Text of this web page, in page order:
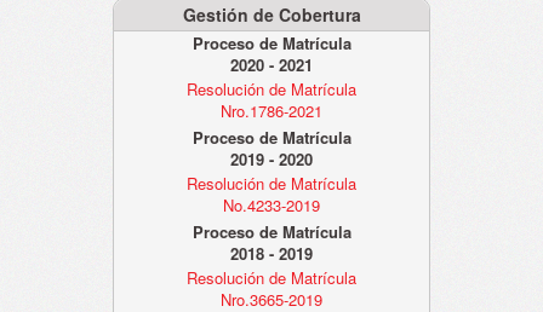
Gestión de Cobertura
Proceso de Matrícula
2020 - 2021
Resolución de Matrícula
Nro.1786-2021
Proceso de Matrícula
2019 - 2020
Resolución de Matrícula
No.4233-2019
Proceso de Matrícula
2018 - 2019
Resolución de Matrícula
Nro.3665-2019